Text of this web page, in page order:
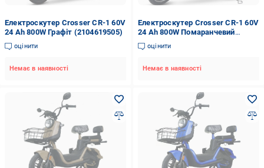
Електроскутер Crosser CR-1 60V
24 Ah 800W Графіт (2104619505)
оцінити
Немає в наявності
Електроскутер Crosser CR-1 60V
24 Ah 800W Помаранчевий
(2104619503)
оцінити
Немає в наявності